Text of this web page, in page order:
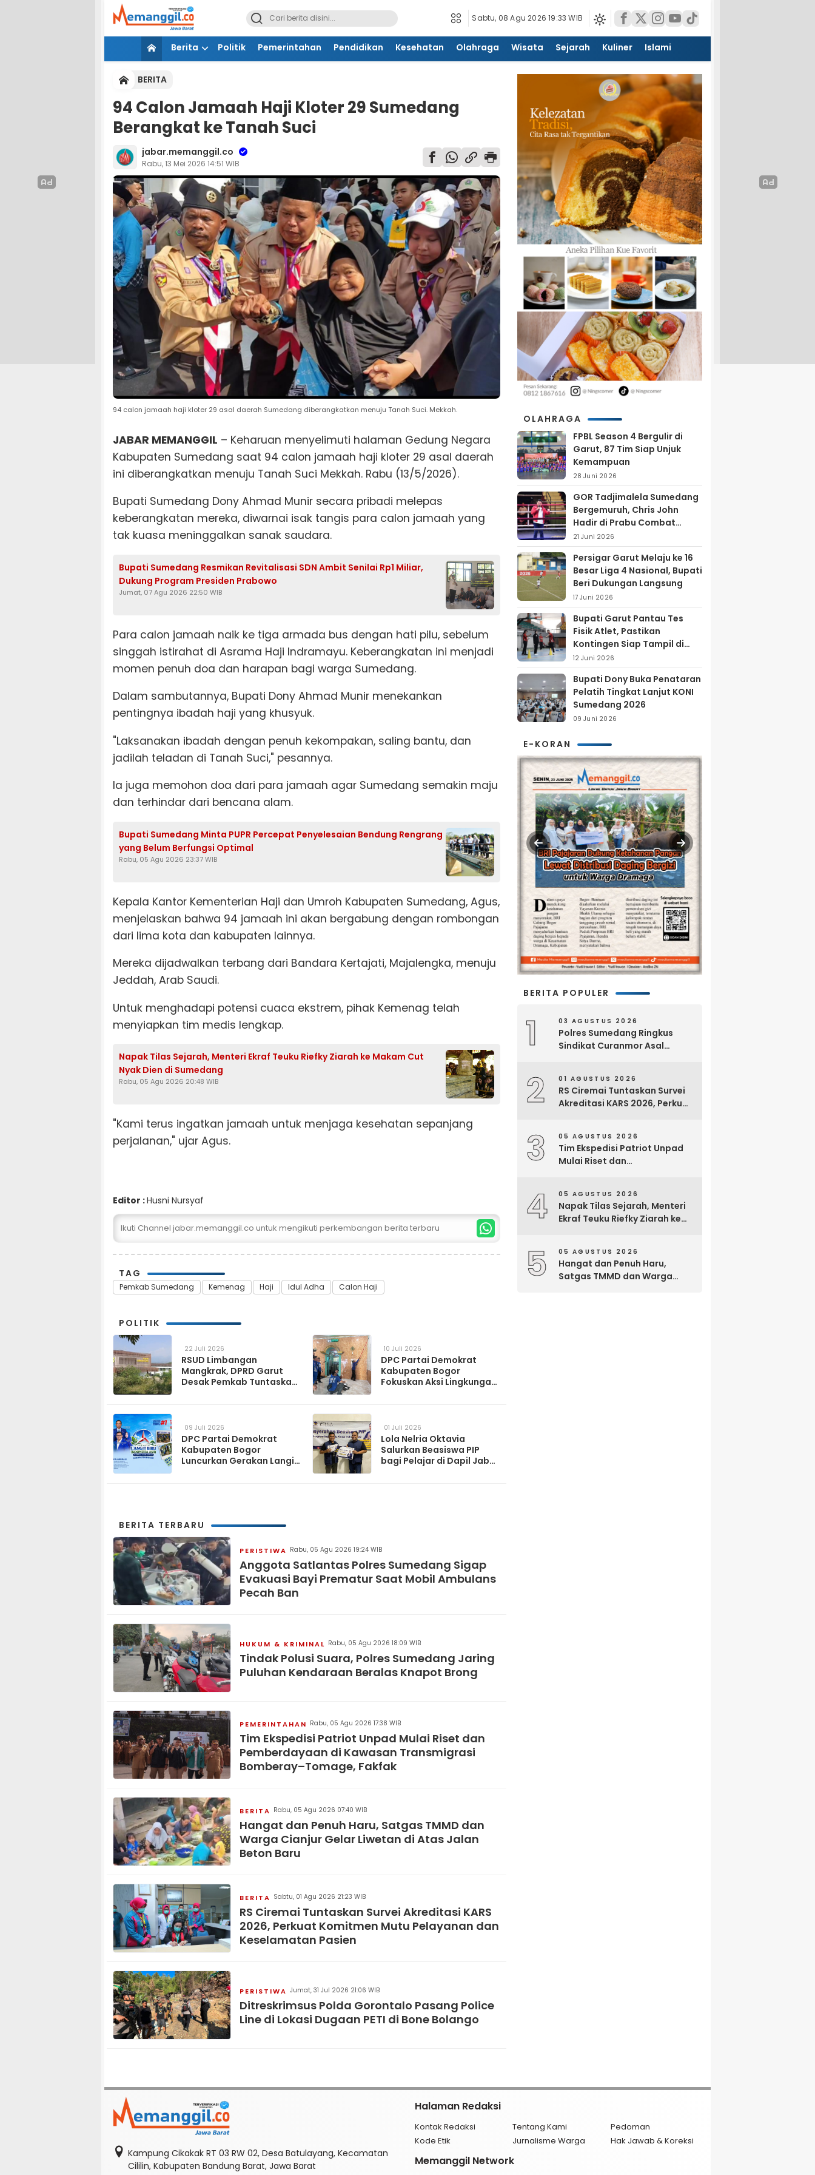
Sabtu, 08 Agu 2026 19:33 WIB
Berita Politik Pemerintahan Pendidikan Kesehatan Olahraga Wisata Sejarah Kuliner Islami
BERITA
94 Calon Jamaah Haji Kloter 29 Sumedang
Berangkat ke Tanah Suci
jabar.memanggil.co
Rabu, 13 Mei 2026 14:51 WIB
94 calon jamaah haji kloter 29 asal daerah Sumedang diberangkatkan menuju Tanah Suci. Mekkah.
JABAR MEMANGGIL – Keharuan menyelimuti halaman Gedung Negara
Kabupaten Sumedang saat 94 calon jamaah haji kloter 29 asal daerah
ini diberangkatkan menuju Tanah Suci Mekkah. Rabu (13/5/2026).
Bupati Sumedang Dony Ahmad Munir secara pribadi melepas
keberangkatan mereka, diwarnai isak tangis para calon jamaah yang
tak kuasa meninggalkan sanak saudara.
Bupati Sumedang Resmikan Revitalisasi SDN Ambit Senilai Rp1 Miliar,
Dukung Program Presiden Prabowo
Jumat, 07 Agu 2026 22:50 WIB
Para calon jamaah naik ke tiga armada bus dengan hati pilu, sebelum
singgah istirahat di Asrama Haji Indramayu. Keberangkatan ini menjadi
momen penuh doa dan harapan bagi warga Sumedang.
Dalam sambutannya, Bupati Dony Ahmad Munir menekankan
pentingnya ibadah haji yang khusyuk.
"Laksanakan ibadah dengan penuh kekompakan, saling bantu, dan
jadilah teladan di Tanah Suci," pesannya.
Ia juga memohon doa dari para jamaah agar Sumedang semakin maju
dan terhindar dari bencana alam.
Bupati Sumedang Minta PUPR Percepat Penyelesaian Bendung Rengrang
yang Belum Berfungsi Optimal
Rabu, 05 Agu 2026 23:37 WIB
Kepala Kantor Kementerian Haji dan Umroh Kabupaten Sumedang, Agus,
menjelaskan bahwa 94 jamaah ini akan bergabung dengan rombongan
dari lima kota dan kabupaten lainnya.
Mereka dijadwalkan terbang dari Bandara Kertajati, Majalengka, menuju
Jeddah, Arab Saudi.
Untuk menghadapi potensi cuaca ekstrem, pihak Kemenag telah
menyiapkan tim medis lengkap.
Napak Tilas Sejarah, Menteri Ekraf Teuku Riefky Ziarah ke Makam Cut
Nyak Dien di Sumedang
Rabu, 05 Agu 2026 20:48 WIB
"Kami terus ingatkan jamaah untuk menjaga kesehatan sepanjang
perjalanan," ujar Agus.
Editor :Husni Nursyaf
Ikuti Channel jabar.memanggil.co untuk mengikuti perkembangan berita terbaru
TAG
Pemkab Sumedang Kemenag Haji Idul Adha Calon Haji
POLITIK
22 Juli 2026
RSUD Limbangan
Mangkrak, DPRD Garut
Desak Pemkab Tuntaskan
10 Juli 2026
DPC Partai Demokrat
Kabupaten Bogor
Fokuskan Aksi Lingkungan
09 Juli 2026
DPC Partai Demokrat
Kabupaten Bogor
Luncurkan Gerakan Langit
01 Juli 2026
Lola Nelria Oktavia
Salurkan Beasiswa PIP
bagi Pelajar di Dapil Jabar
BERITA TERBARU
PERISTIWA Rabu, 05 Agu 2026 19:24 WIB
Anggota Satlantas Polres Sumedang Sigap
Evakuasi Bayi Prematur Saat Mobil Ambulans
Pecah Ban
HUKUM & KRIMINAL Rabu, 05 Agu 2026 18:09 WIB
Tindak Polusi Suara, Polres Sumedang Jaring
Puluhan Kendaraan Beralas Knapot Brong
PEMERINTAHAN Rabu, 05 Agu 2026 17:38 WIB
Tim Ekspedisi Patriot Unpad Mulai Riset dan
Pemberdayaan di Kawasan Transmigrasi
Bomberay–Tomage, Fakfak
BERITA Rabu, 05 Agu 2026 07:40 WIB
Hangat dan Penuh Haru, Satgas TMMD dan
Warga Cianjur Gelar Liwetan di Atas Jalan
Beton Baru
BERITA Sabtu, 01 Agu 2026 21:23 WIB
RS Ciremai Tuntaskan Survei Akreditasi KARS
2026, Perkuat Komitmen Mutu Pelayanan dan
Keselamatan Pasien
PERISTIWA Jumat, 31 Jul 2026 21:06 WIB
Ditreskrimsus Polda Gorontalo Pasang Police
Line di Lokasi Dugaan PETI di Bone Bolango
OLAHRAGA
FPBL Season 4 Bergulir di
Garut, 87 Tim Siap Unjuk
Kemampuan
28 Juni 2026
GOR Tadjimalela Sumedang
Bergemuruh, Chris John
Hadir di Prabu Combat
Series 2026
21 Juni 2026
Persigar Garut Melaju ke 16
Besar Liga 4 Nasional, Bupati
Beri Dukungan Langsung
17 Juni 2026
Bupati Garut Pantau Tes
Fisik Atlet, Pastikan
Kontingen Siap Tampil di
Porprov 2026
12 Juni 2026
Bupati Dony Buka Penataran
Pelatih Tingkat Lanjut KONI
Sumedang 2026
09 Juni 2026
E-KORAN
BERITA POPULER
1 03 AGUSTUS 2026
Polres Sumedang Ringkus
Sindikat Curanmor Asal
2 01 AGUSTUS 2026
RS Ciremai Tuntaskan Survei
Akreditasi KARS 2026, Perkuat
3 05 AGUSTUS 2026
Tim Ekspedisi Patriot Unpad
Mulai Riset dan
Tomage, Fakfak
4 05 AGUSTUS 2026
Napak Tilas Sejarah, Menteri
Ekraf Teuku Riefky Ziarah ke
5 05 AGUSTUS 2026
Hangat dan Penuh Haru,
Satgas TMMD dan Warga
Kampung Cikakak RT 03 RW 02, Desa Batulayang, Kecamatan
Cililin, Kabupaten Bandung Barat, Jawa Barat
Halaman Redaksi
Kontak Redaksi Tentang Kami
Pedoman
Kode Etik
Jurnalisme Warga Hak Jawab & Koreksi
Memanggil Network